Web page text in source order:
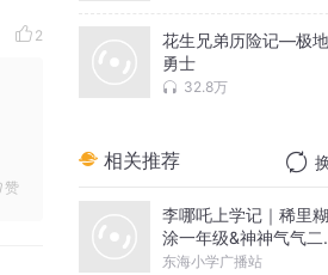
2
赞
花生兄弟历险记—极地
勇士
32.8万
相关推荐
李哪吒上学记｜稀里糊
涂一年级&神神气气二
级
东海小学广播站